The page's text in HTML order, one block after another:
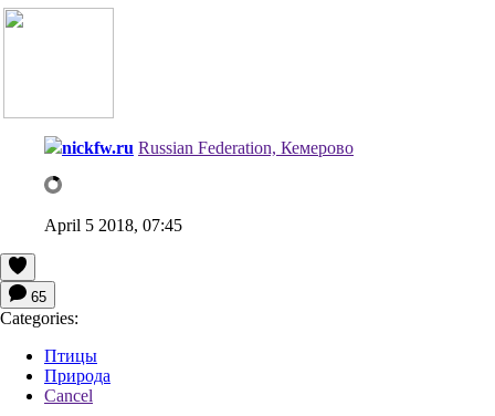
nickfw.ru Russian Federation, Кемерово
April 5 2018, 07:45
65
Categories:
Птицы
Природа
Cancel